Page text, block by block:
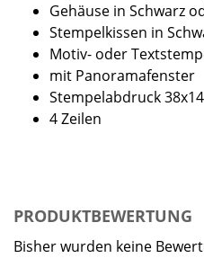
Gehäuse in Schwarz
Stempelkissen in
Motiv- oder
mit Panoramafenster
Stempelabdruck
4 Zeilen
PRODUKTBEWERTUNG
Bisher wurden keine